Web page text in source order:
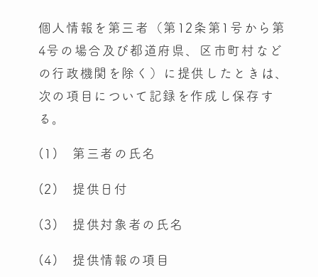
個人情報を第三者（第12条第1号から第
4号の場合及び都道府県、区市町村など
の行政機関を除く）に提供したときは、
次の項目について記録を作成し保存す
る。
(1) 第三者の氏名
(2) 提供日付
(3) 提供対象者の氏名
(4) 提供情報の項目